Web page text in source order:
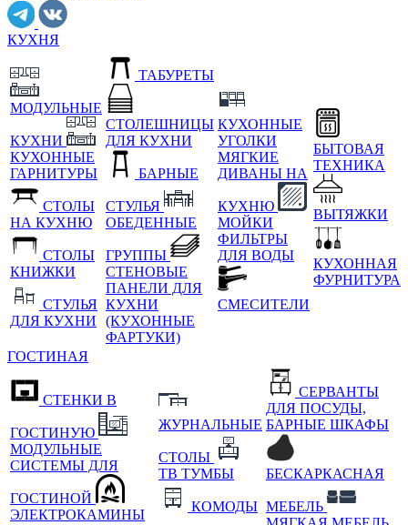
КУХНЯ
МОДУЛЬНЫЕ
КУХНИ
КУХОННЫЕ
ГАРНИТУРЫ
СТОЛЫ
НА КУХНЮ
СТОЛЫ
КНИЖКИ
СТУЛЬЯ
ДЛЯ КУХНИ
ТАБУРЕТЫ
СТОЛЕШНИЦЫ
ДЛЯ КУХНИ
БАРНЫЕ
СТУЛЬЯ
ОБЕДЕННЫЕ
ГРУППЫ
СТЕНОВЫЕ
ПАНЕЛИ ДЛЯ
КУХНИ
(КУХОННЫЕ
ФАРТУКИ)
КУХОННЫЕ
УГОЛКИ
МЯГКИЕ
ДИВАНЫ НА
КУХНЮ
МОЙКИ
ФИЛЬТРЫ
ДЛЯ ВОДЫ
СМЕСИТЕЛИ
БЫТОВАЯ
ТЕХНИКА
ВЫТЯЖКИ
КУХОННАЯ
ФУРНИТУРА
ГОСТИНАЯ
СТЕНКИ В
ГОСТИНУЮ
МОДУЛЬНЫЕ
СИСТЕМЫ ДЛЯ
ГОСТИНОЙ
ЭЛЕКТРОКАМИНЫ
ЖУРНАЛЬНЫЕ
СТОЛЫ
ТВ ТУМБЫ
КОМОДЫ
СЕРВАНТЫ
ДЛЯ ПОСУДЫ,
БАРНЫЕ ШКАФЫ
БЕСКАРКАСНАЯ
МЕБЕЛЬ